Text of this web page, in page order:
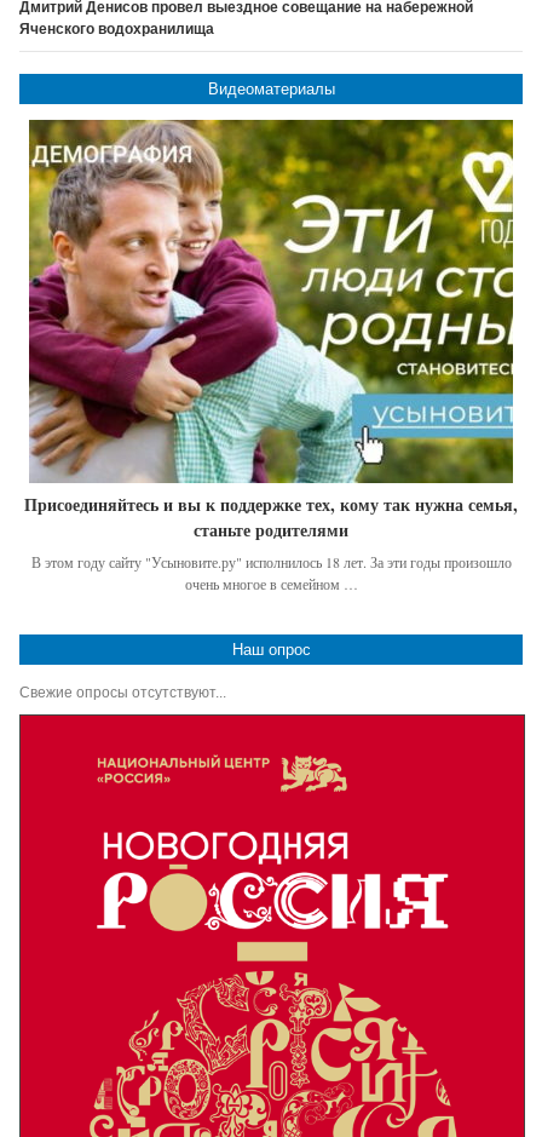
Дмитрий Денисов провел выездное совещание на набережной
Яченского водохранилища
Видеоматериалы
Присоединяйтесь и вы к поддержке тех, кому так нужна семья,
станьте родителями
В этом году сайту "Усыновите.ру" исполнилось 18 лет. За эти годы произошло
очень многое в семейном …
Наш опрос
Свежие опросы отсутствуют...